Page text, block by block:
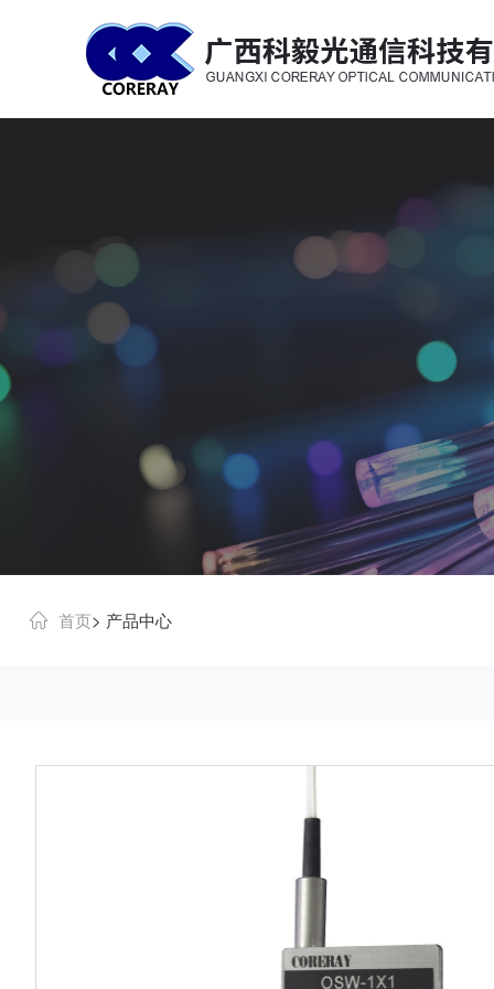
科毅光通信 - 光开关器件与设备生产销售厂商
首页> 产品中心